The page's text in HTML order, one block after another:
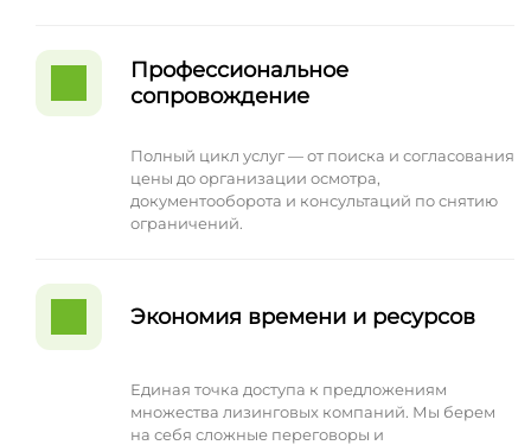
Профессиональное
сопровождение
Полный цикл услуг — от поиска и согласования
цены до организации осмотра,
документооборота и консультаций по снятию
ограничений.
Экономия времени и ресурсов
Единая точка доступа к предложениям
множества лизинговых компаний. Мы берем
на себя сложные переговоры и